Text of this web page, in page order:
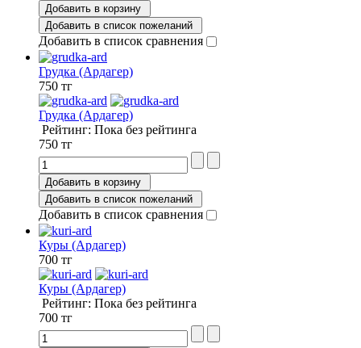
Добавить в корзину
Добавить в список пожеланий
Добавить в список сравнения
Грудка (Ардагер)
750 тг
Грудка (Ардагер)
Рейтинг: Пока без рейтинга
750 тг
Добавить в корзину
Добавить в список пожеланий
Добавить в список сравнения
Куры (Ардагер)
700 тг
Куры (Ардагер)
Рейтинг: Пока без рейтинга
700 тг